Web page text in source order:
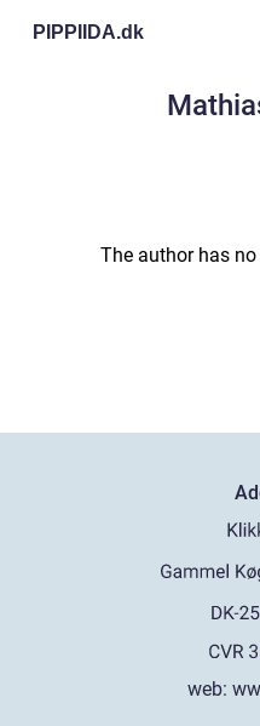
PIPPIIDA.dk
The author has
web: